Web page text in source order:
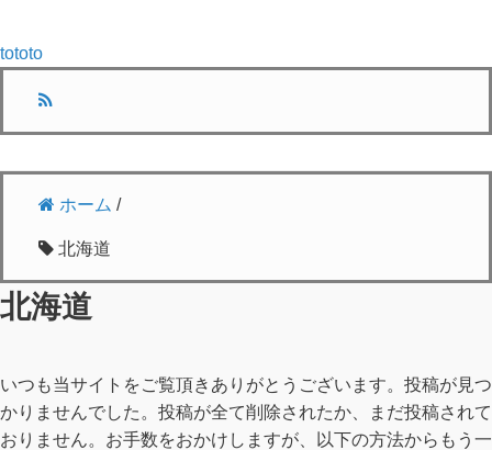
tototo
ホーム /
北海道
北海道
いつも当サイトをご覧頂きありがとうございます。投稿が見つ
かりませんでした。投稿が全て削除されたか、まだ投稿されて
おりません。お手数をおかけしますが、以下の方法からもう一